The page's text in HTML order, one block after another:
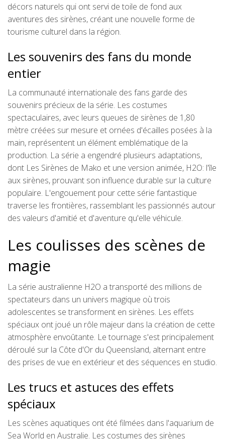
décors naturels qui ont servi de toile de fond aux
aventures des sirènes, créant une nouvelle forme de
tourisme culturel dans la région.
Les souvenirs des fans du monde
entier
La communauté internationale des fans garde des
souvenirs précieux de la série. Les costumes
spectaculaires, avec leurs queues de sirènes de 1,80
mètre créées sur mesure et ornées d'écailles posées à la
main, représentent un élément emblématique de la
production. La série a engendré plusieurs adaptations,
dont Les Sirènes de Mako et une version animée, H2O: l'île
aux sirènes, prouvant son influence durable sur la culture
populaire. L'engouement pour cette série fantastique
traverse les frontières, rassemblant les passionnés autour
des valeurs d'amitié et d'aventure qu'elle véhicule.
Les coulisses des scènes de
magie
La série australienne H2O a transporté des millions de
spectateurs dans un univers magique où trois
adolescentes se transforment en sirènes. Les effets
spéciaux ont joué un rôle majeur dans la création de cette
atmosphère envoûtante. Le tournage s'est principalement
déroulé sur la Côte d'Or du Queensland, alternant entre
des prises de vue en extérieur et des séquences en studio.
Les trucs et astuces des effets
spéciaux
Les scènes aquatiques ont été filmées dans l'aquarium de
Sea World en Australie. Les costumes des sirènes